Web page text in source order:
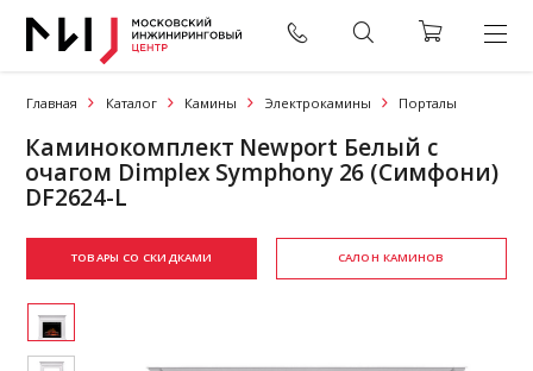
Главная Каталог Камины Электрокамины Порталы
Каминокомплект Newport Белый с
очагом Dimplex Symphony 26 (Симфони)
DF2624-L
ТОВАРЫ СО СКИДКАМИ САЛОН КАМИНОВ